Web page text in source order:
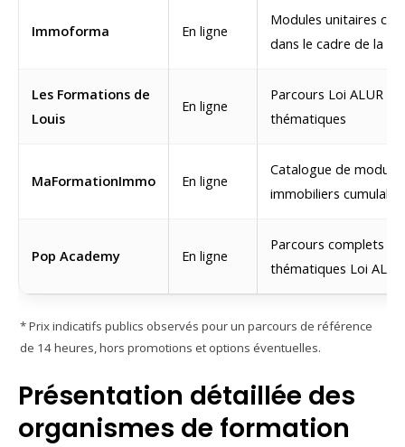
Immoforma En ligne
Modules unitaires
dans le cadre de la
Les Formations de
Louis
En ligne
Parcours Loi ALUR
thématiques
MaFormationImmo En ligne
Catalogue de modules
immobiliers
Pop Academy En ligne
Parcours complets et
thématiques Loi ALUR
* Prix indicatifs publics observés pour un parcours de référence
de 14 heures, hors promotions et options éventuelles.
Présentation détaillée des
organismes de formation